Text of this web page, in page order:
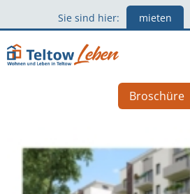
Sie sind hier: mieten
Broschüre